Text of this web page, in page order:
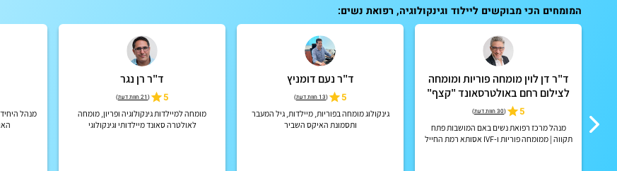
המומחים הכי מבוקשים ליילוד וגינקולוגיה, רפואת נשים:
ד"ר דן לוין מומחה פוריות ומומחה
לצילום רחם באולטרסאונד "קצף"
EX-EM 5
(30 חוות דעת )
מנהל מרכז רפואת נשים באם המושבות פתח
תקווה | ממומחה פוריות ו-IVF אסותא רמת החייל
ד"ר נעם דומניץ
5
(13 חוות דעת )
גינקולוג מומחה בפוריות, מיילדות, גיל המעבר
ותסמונת האיקס השביר
ד"ר רן נגר
5
(21 חוות דעת )
מומחה למיילדות גינקולוגיה ופריון, מומחה
לאולטרה סאונד מיילדותי וגינקולוגי
מנהל